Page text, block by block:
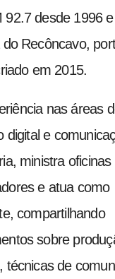
92.7 desde 1996
do Recôncavo,
em 2015.
nas áreas
digital e
ministra oficinas
e atua como
compartilhando
sobre
técnicas de